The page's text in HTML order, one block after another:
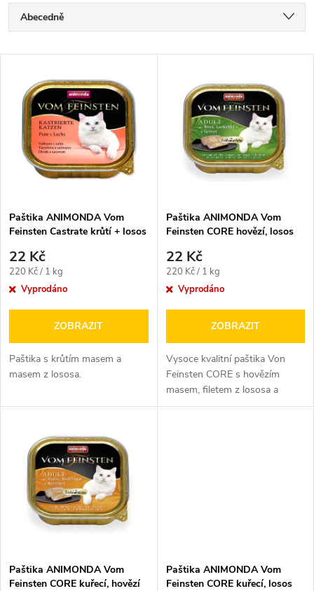
Ř
a
e
n
p
r
o
d
u
k
Abecedně
Nejprodávanější
ý
p
s
p
r
o
d
u
Paštika ANIMONDA Vom
Feinsten Castrate krůtí + losos
22 Kč
Měrná
cena:
220 Kč / 1 kg
Vyprodáno
ZOBRAZIT
Paštika s krůtím masem a
masem z lososa.
Paštika ANIMONDA Vom
Feinsten CORE hovězí, losos
22 Kč
Měrná
cena:
220 Kč / 1 kg
Vyprodáno
ZOBRAZIT
Vysoce kvalitní paštika Von
Feinsten CORE s hovězím
masem, filetem z lososa a
špenátem pro dospělé kočky
Paštika ANIMONDA Vom
Feinsten CORE kuřecí, hovězí
Paštika ANIMONDA Vom
Feinsten CORE kuřecí, losos